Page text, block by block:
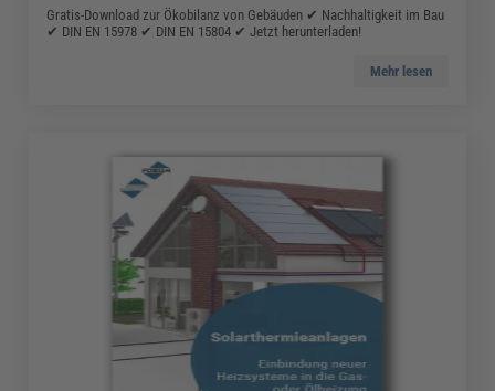
Gratis-Download zur Ökobilanz von Gebäuden ✔ Nachhaltigkeit im Bau
✔ DIN EN 15978 ✔ DIN EN 15804 ✔ Jetzt herunterladen!
Mehr lesen